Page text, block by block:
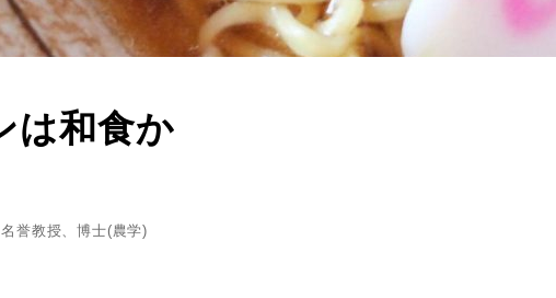
は和食か
誉教授、博士(農学)